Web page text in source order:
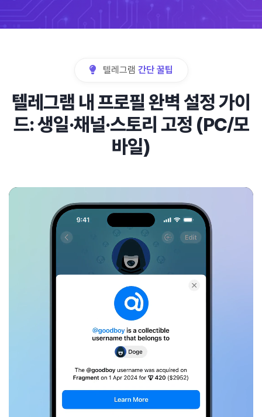
텔레그램 간단 꿀팁
텔레그램 내 프로필 완벽 설정 가이
드: 생일·채널·스토리 고정 (PC/모
바일)